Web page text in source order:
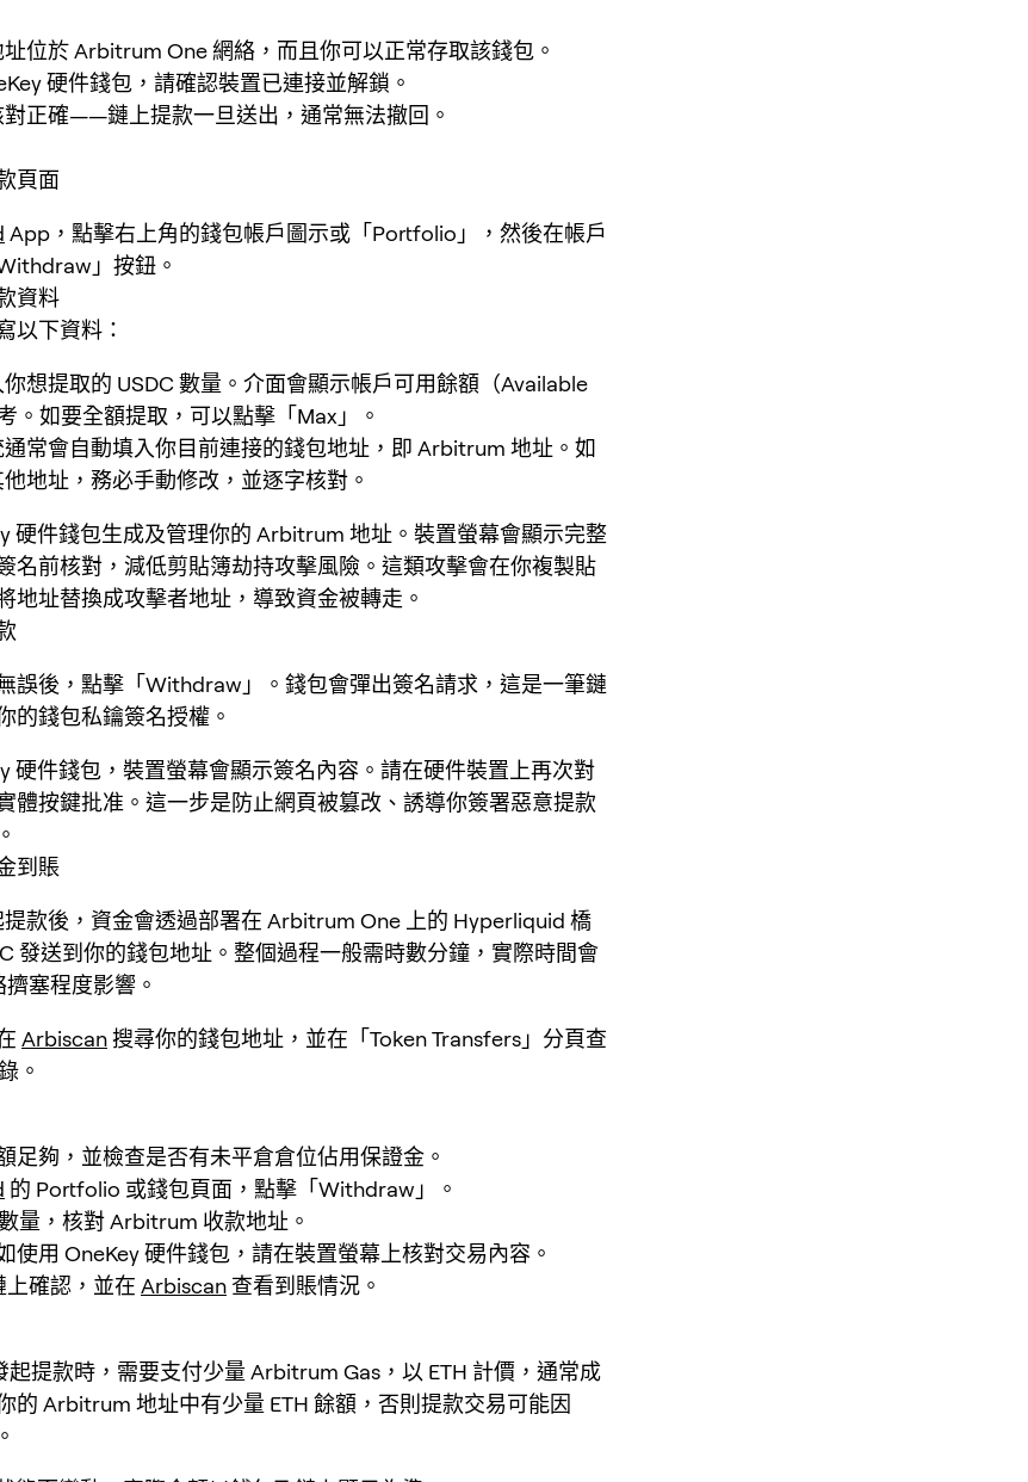
位於 Arbitrum One 網絡，而且你可以正常存取該錢包。
硬件錢包，請確認裝置已連接並解鎖。
正確——鏈上提款一旦送出，通常無法撤回。
頁面
App，點擊右上角的錢包帳戶圖示或「Portfolio」，然後在帳戶
」按鈕。
資料
以下資料：
你想提取的 USDC 數量。介面會顯示帳戶可用餘額（Available
。如要全額提取，可以點擊「Max」。
通常會自動填入你目前連接的錢包地址，即 Arbitrum 地址。如
地址，務必手動修改，並逐字核對。
硬件錢包生成及管理你的 Arbitrum 地址。裝置螢幕會顯示完整
名前核對，減低剪貼簿劫持攻擊風險。這類攻擊會在你複製貼
地址替換成攻擊者地址，導致資金被轉走。
誤後，點擊「Withdraw」。錢包會彈出簽名請求，這是一筆鏈
的錢包私鑰簽名授權。
硬件錢包，裝置螢幕會顯示簽名內容。請在硬件裝置上再次對
體按鍵批准。這一步是防止網頁被篡改、誘導你簽署惡意提款
到賬
提款後，資金會透過部署在 Arbitrum One 上的 Hyperliquid 橋
發送到你的錢包地址。整個過程一般需時數分鐘，實際時間會
塞程度影響。
Arbiscan搜尋你的錢包地址，並在「Token Transfers」分頁查
。
足夠，並檢查是否有未平倉倉位佔用保證金。
的 Portfolio 或錢包頁面，點擊「Withdraw」。
量，核對 Arbitrum 收款地址。
使用 OneKey 硬件錢包，請在裝置螢幕上核對交易內容。
確認，並在 Arbiscan 查看到賬情況。
起提款時，需要支付少量 Arbitrum Gas，以 ETH 計價，通常成
的 Arbitrum 地址中有少量 ETH 餘額，否則提款交易可能因